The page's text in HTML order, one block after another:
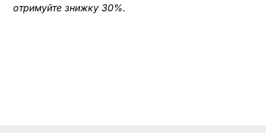
отримуйте знижку 30%.